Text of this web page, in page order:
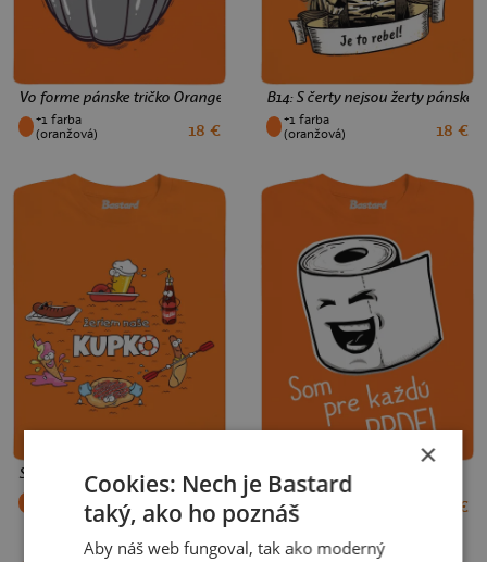
XS S M 3XL
Vo forme pánske tričko Orange
+1 farba
(oranžová)
18 € XS S M 3XL
B14: S čerty nejsou žerty pánske
+1 farba
(oranžová)
18 €
M L XL XXL 3XL
Slovenské kupko pánske tričko Orange
(oranžová)
18 € XS
Prdel pánske tričko Orange
+1 farba
(oranžová)
18 €
×
Cookies: Nech je Bastard
taký, ako ho poznáš
Aby náš web fungoval, tak ako moderný